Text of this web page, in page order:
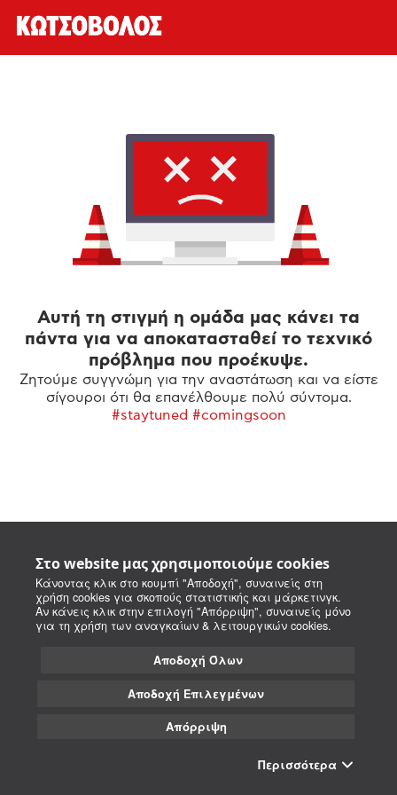
Στο website μας χρησιμοποιούμε cookies
Κάνοντας κλικ στο κουμπί "Αποδοχή", συναινείς στη
χρήση cookies για σκοπούς στατιστικής και μάρκετινγκ.
Αν κάνεις κλικ στην επιλογή "Απόρριψη", συναινείς μόνο
για τη χρήση των αναγκαίων & λειτουργικών cookies.
Αποδοχή Όλων
Αποδοχή Επιλεγμένων
Απόρριψη
Περισσότερα
Αυτή τη στιγμή η ομάδα μας κάνει τα
πάντα για να αποκατασταθεί το τεχνικό
πρόβλημα που προέκυψε.
Ζητούμε συγγνώμη για την αναστάτωση και να είστε
σίγουροι ότι θα επανέλθουμε πολύ σύντομα.
#staytuned #comingsoon